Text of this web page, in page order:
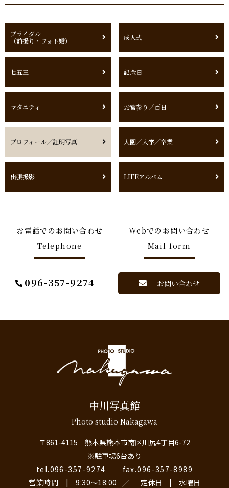
ブライダル
（前撮り・フォト婚）
成人式
七五三 記念日
マタニティ お宮参り／百日
プロフィール／証明写真 入園／入学／卒業
出張撮影 LIFEアルバム
お電話でのお問い合わせ
Telephone
096-357-9274
Webでのお問い合わせ
Mail form
お問い合わせ
中川写真館
Photo studio Nakagawa
〒861-4115 熊本県熊本市南区川尻4丁目6-72
※駐車場6台あり
tel.096-357-9274
fax.096-357-8989
営業時間 | 9:30〜18:00
定休日 | 水曜日